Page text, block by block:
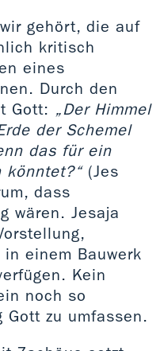
gehört, die auf
kritisch
eines
Durch den
Gott: „Der Himmel
der Schemel
das für ein
könntet?“(Jes
dass
wären. Jesaja
einem Bauwerk
Kein
noch so
Gott zu umfassen.